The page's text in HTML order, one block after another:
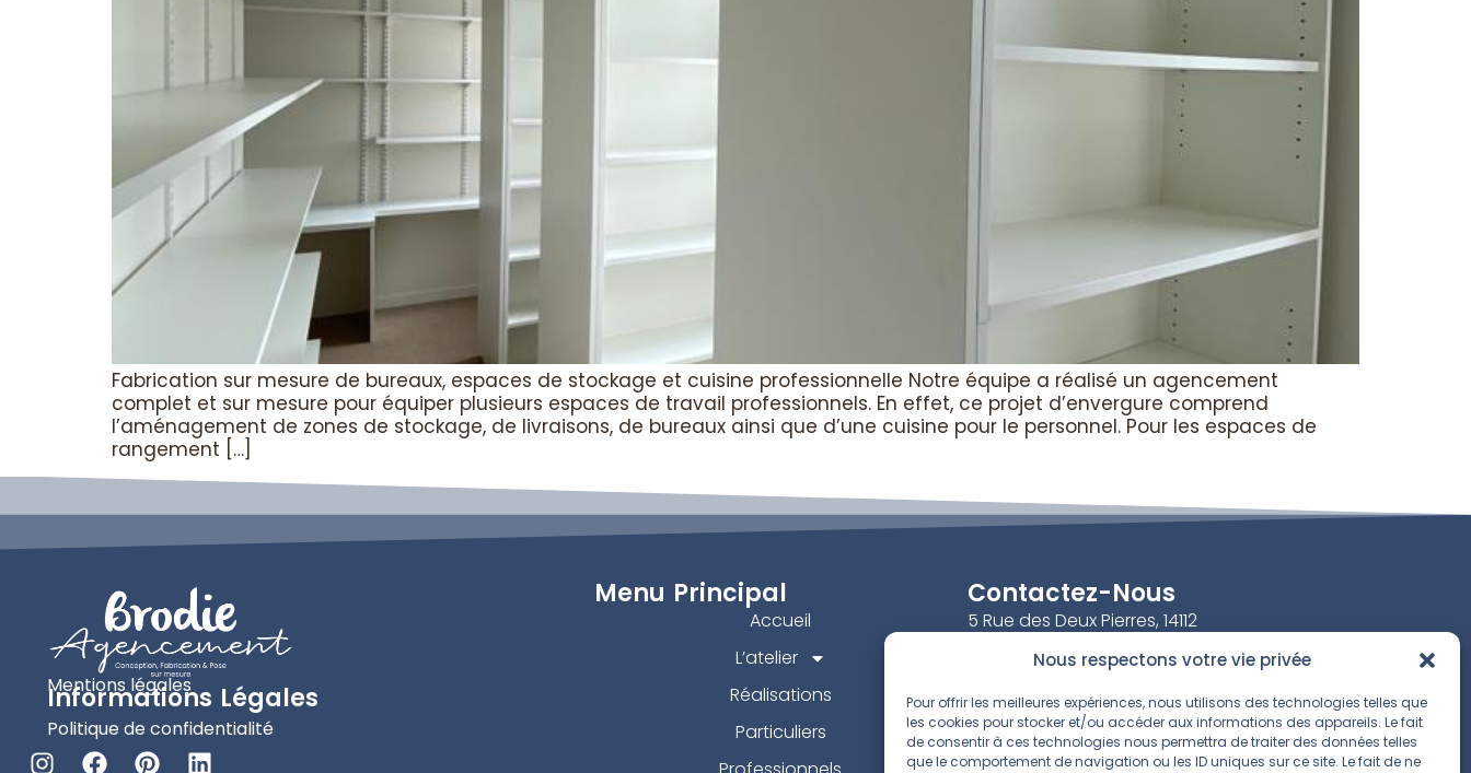
Nous respectons votre vie privée
Pour offrir les meilleures expériences, nous utilisons des technologies telles que
les cookies pour stocker et/ou accéder aux informations des appareils. Le fait
de consentir à ces technologies nous permettra de traiter des données telles
que le comportement de navigation ou les ID uniques sur ce site. Le fait de ne
Fabrication sur mesure de bureaux, espaces de stockage et cuisine professionnelle Notre équipe a réalisé un agencement
complet et sur mesure pour équiper plusieurs espaces de travail professionnels. En effet, ce projet d’envergure comprend
l’aménagement de zones de stockage, de livraisons, de bureaux ainsi que d’une cuisine pour le personnel. Pour les espaces de
rangement […]
Informations Légales
Mentions légales
Politique de confidentialité
Menu Principal
Accueil
L’atelier
Réalisations
Particuliers
Contactez-Nous
5 Rue des Deux Pierres, 14112
contact@brodie-agencement.fr
02 50 08 60 97
Lundi⎟08:00–17:00
Mardi⎟08:00–17:00